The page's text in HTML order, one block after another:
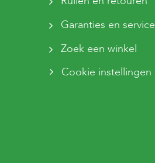
Garanties en service
Zoek een winkel
Cookie instellingen